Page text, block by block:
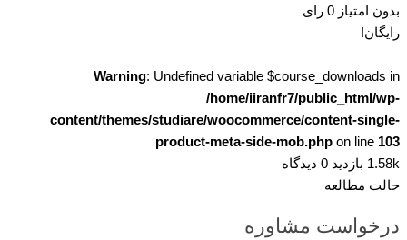
با
وردپرس
بدون امتیاز 0 رای
رایگان!
Warning: Undefined variable $course_downloads in
/home/iiranfr7/public_html/wp-
content/themes/studiare/woocommerce/content-single-
product-meta-side-mob.php on line 103
1.58k بازدید
حالت مطالعه
درخواست مشاوره